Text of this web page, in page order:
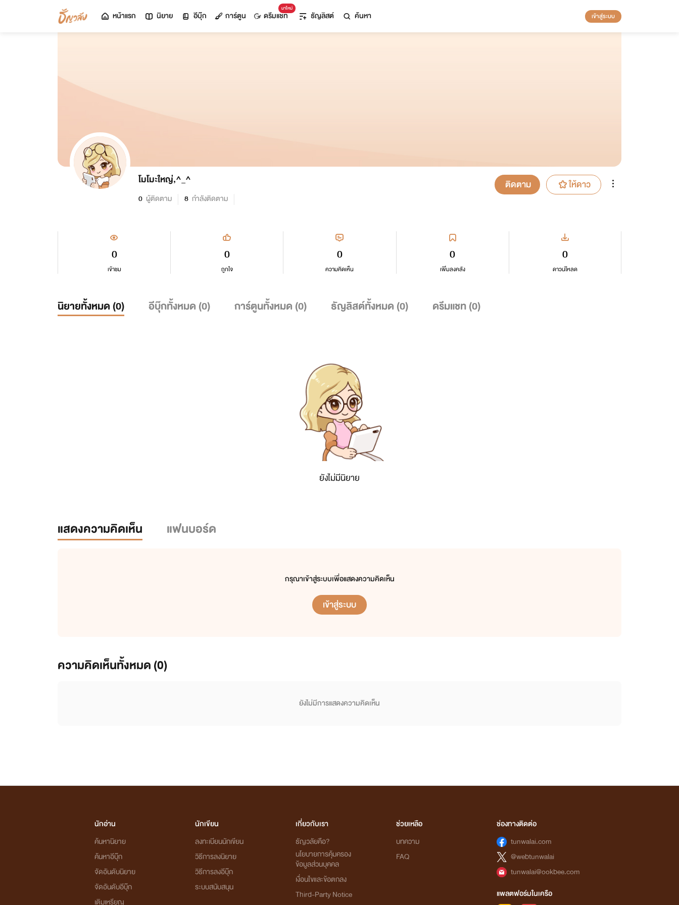
หน้าแรก นิยาย อีบุ๊ก การ์ตูน
มาใหม่
ดรีมแชท ธัญลิสต์ ค้นหา เข้าสู่ระบบ
โมโมะใหญ่,^⁠_⁠^
0 ผู้ติดตาม 8 กำลังติดตาม
ติดตาม ให้ดาว
0
เข้าชม
0
เพิ่มลงคลัง
0
ถูกใจ
0
ดาวน์โหลด
0
ความคิดเห็น
นิยายทั้งหมด (0) อีบุ๊กทั้งหมด (0) การ์ตูนทั้งหมด (0) ธัญลิสต์ทั้งหมด (0) ดรีมแชท (0)
ยังไม่มีนิยาย
แสดงความคิดเห็น แฟนบอร์ด
กรุณาเข้าสู่ระบบเพื่อแสดงความคิดเห็น
เข้าสู่ระบบ
ความคิดเห็นทั้งหมด (0)
ยังไม่มีการแสดงความคิดเห็น
นักอ่าน
ค้นหานิยาย
ค้นหาอีบุ๊ก
จัดอันดับนิยาย
จัดอันดับอีบุ๊ก
เติมเหรียญ
นักเขียน
ลงทะเบียนนักเขียน
วิธีการลงนิยาย
วิธีการลงอีบุ๊ก
ระบบสนับสนุน
เกี่ยวกับเรา
ธัญวลัยคือ?
นโยบายการคุ้มครอง
ข้อมูลส่วนบุคคล
เงื่อนไขและข้อตกลง
Third-Party Notice
ช่วยเหลือ
บทความ
FAQ
ช่องทางติดต่อ
tunwalai.com
@webtunwalai
tunwalai@ookbee.com
แพลตฟอร์มในเครือ